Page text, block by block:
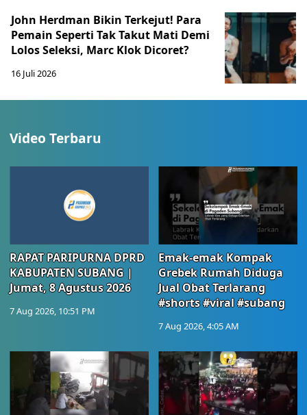
John Herdman Bikin Terkejut! Para
Pemain Seperti Tak Takut Mati Demi
Lolos Seleksi, Marc Klok Dicoret?
16 Juli 2026
Video Terbaru
RAPAT PARIPURNA DPRD
KABUPATEN SUBANG |
Jumat, 8 Agustus 2026
7 Aug 2026, 10:51 PM
Emak-emak Kompak
Grebek Rumah Diduga
Jual Obat Terlarang
#shorts #viral #subang
7 Aug 2026, 4:05 AM